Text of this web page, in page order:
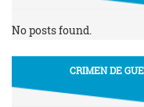
No posts found.
CRIMEN DE